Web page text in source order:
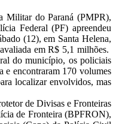
Militar do Paraná (PMPR),
Federal (PF) apreendeu
(12), em Santa Helena,
em R$ 5,1 milhões.
do município, os policiais
e encontraram 170 volumes
localizar envolvidos, mas
de Divisas e Fronteiras
de Fronteira (BPFRON),